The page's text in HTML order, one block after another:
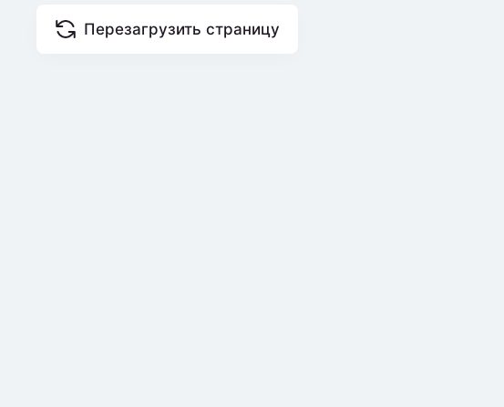
Перезагрузить страницу